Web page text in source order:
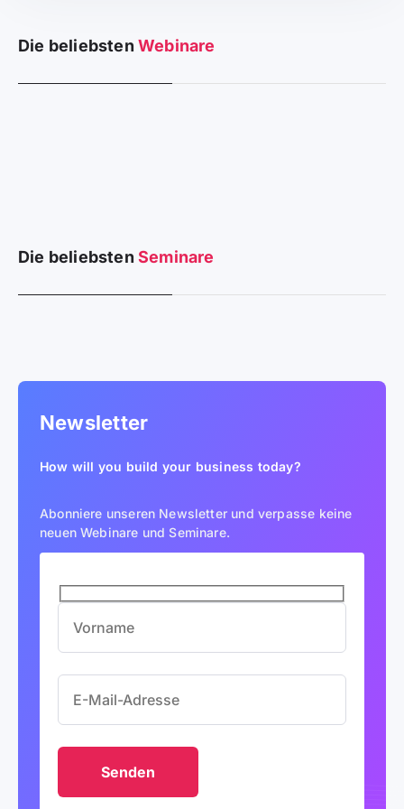
Die beliebsten Webinare
Die beliebsten Seminare
Newsletter
How will you build your business today?
Abonniere unseren Newsletter und verpasse keine
neuen Webinare und Seminare.